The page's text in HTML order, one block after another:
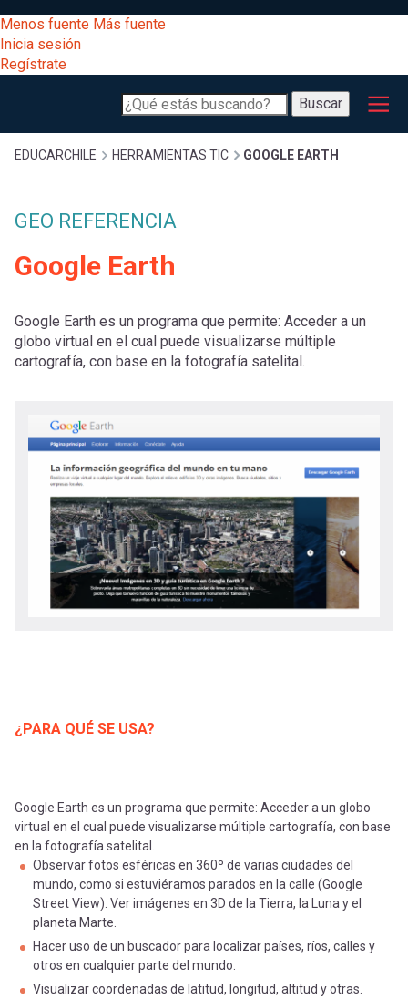
al
contenido
principal
[Educarchile
Escritorio]
Menú
entrar
a
mi
cuenta
Menos fuente Más fuente
Inicia sesión
Regístrate
Buscar
Buscar
Menú
principal
Desarrollo
Expand
Gestión
Expand
Expand
Exploración
Expand
[Educarchile
Mobile]
Menú
entrar
cuenta
Inicia
sesión
Sobrescribir
enlaces
de
ayuda
la
navegación
EDUCARCHILE HERRAMIENTAS TIC GOOGLE EARTH
GEO REFERENCIA
Google Earth
Google Earth es un programa que permite: Acceder a un
globo virtual en el cual puede visualizarse múltiple
cartografía, con base en la fotografía satelital.
¿PARA QUÉ SE USA?
Google Earth es un programa que permite: Acceder a un globo
virtual en el cual puede visualizarse múltiple cartografía, con base
en la fotografía satelital.
Observar fotos esféricas en 360º de varias ciudades del
mundo, como si estuviéramos parados en la calle (Google
Street View). Ver imágenes en 3D de la Tierra, la Luna y el
planeta Marte.
Hacer uso de un buscador para localizar países, ríos, calles y
otros en cualquier parte del mundo.
Visualizar coordenadas de latitud, longitud, altitud y otras.